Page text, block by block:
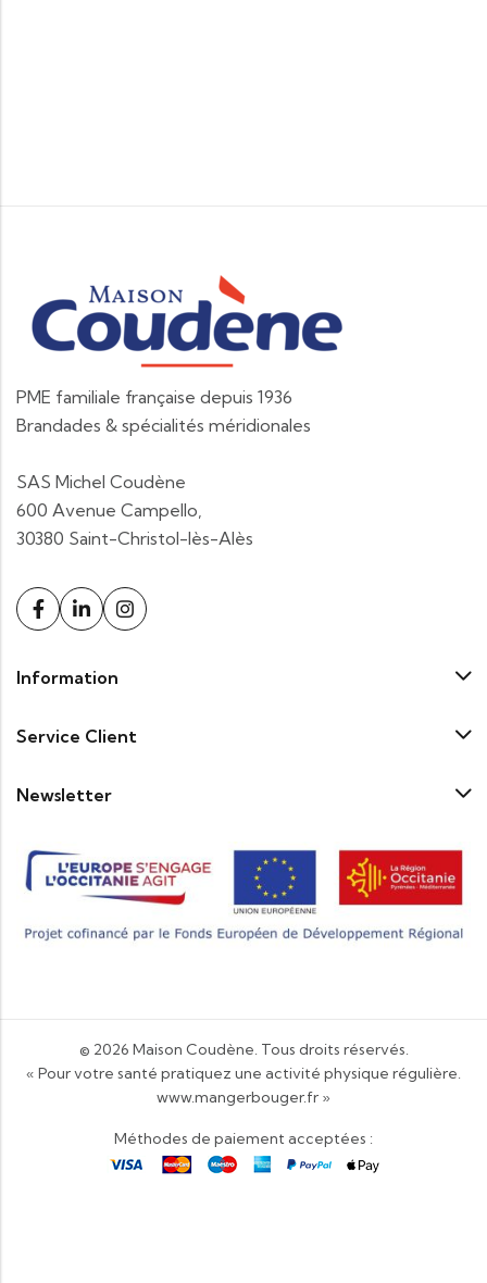
PME familiale française depuis 1936
Brandades & spécialités méridionales
SAS Michel Coudène
600 Avenue Campello,
30380 Saint-Christol-lès-Alès
Information
Service Client
Newsletter
© 2026 Maison Coudène. Tous droits réservés.
« Pour votre santé pratiquez une activité physique régulière.
www.mangerbouger.fr »
Méthodes de paiement acceptées :